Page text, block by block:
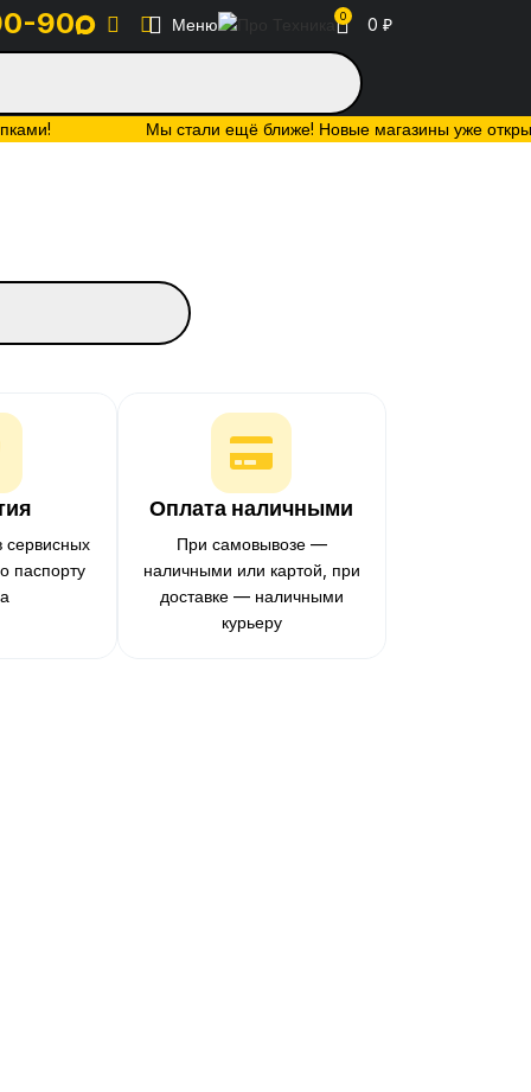
Мы стали ещё ближе! Новые магазины уже
90 Меню 0 0 ₽
сервисных
паспорту
Оплата наличными
При самовывозе —
наличными или картой, при
доставке — наличными
курьеру